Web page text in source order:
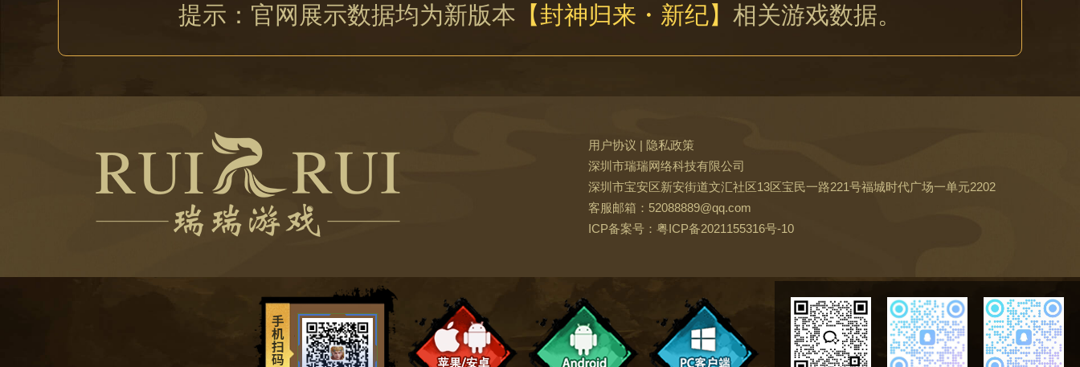
提示：官网展示数据均为新版本 【封神归来・新纪】 相关游戏数据。
用户协议 | 隐私政策
深圳市瑞瑞网络科技有限公司
深圳市宝安区新安街道文汇社区13区宝民一路221号福城时代广场一单元2202
客服邮箱：52088889@qq.com
ICP备案号： 粤ICP备2021155316号-10